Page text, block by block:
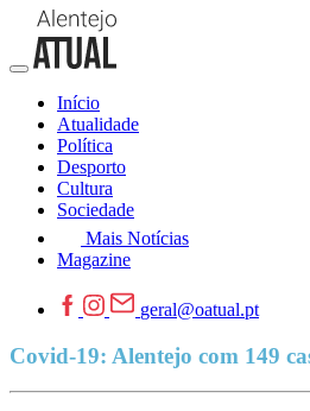
Início
Atualidade
Política
Desporto
Cultura
Sociedade
Mais Notícias
Magazine
geral@oatual.pt
Covid-19: Alentejo com 149